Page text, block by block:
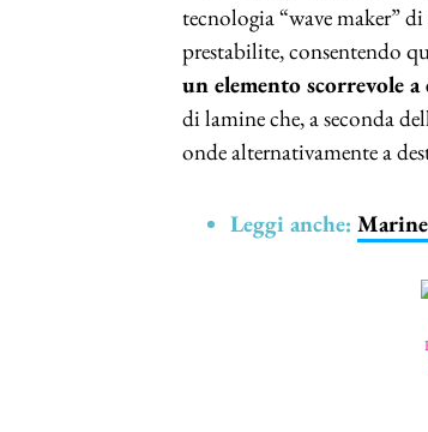
tecnologia “wave maker”
prestabilite, consentendo
un elemento scorrevole
di lamine che, a seconda
onde alternativamente a
Leggi anche: